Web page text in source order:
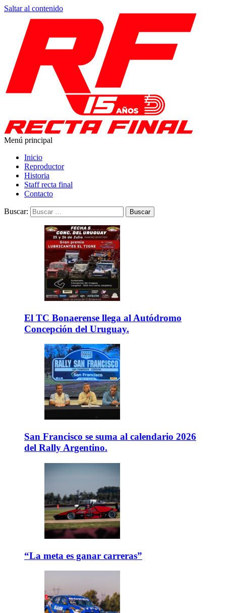
Saltar al contenido
Recta Final
Menú principal
Inicio
Reproductor
Historia
Staff recta final
Contacto
Buscar:
El TC Bonaerense llega al Autódromo
Concepción del Uruguay.
San Francisco se suma al calendario 2026
del Rally Argentino.
“La meta es ganar carreras”